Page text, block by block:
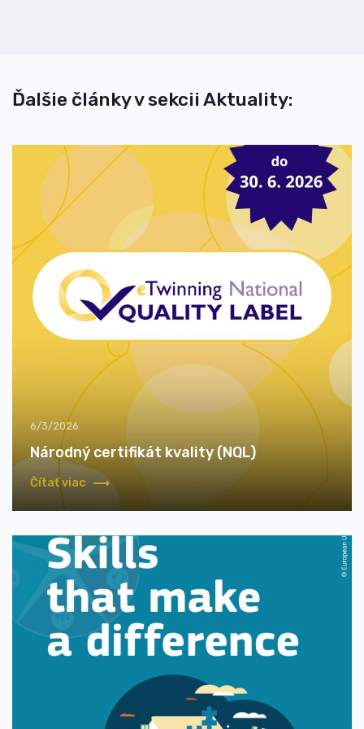
Ďalšie články v sekcii Aktuality:
6/3/2026
Národný certifikát kvality (NQL)
Čítať viac